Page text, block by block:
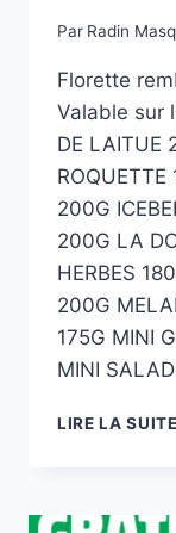
Par Radin
Florette
Valable sur
DE LAITUE
ROQUETTE
200G
200G LA
HERBES
200G
175G MINI
MINI
LIRE LA SUITE